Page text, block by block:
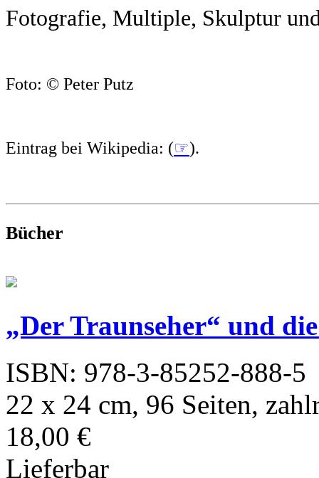
Fotografie, Multiple, Skulptur
Foto: © Peter Putz
Eintrag bei Wikipedia: (☞).
Bücher
„Der Traunseher“ und
ISBN: 978-3-85252-888-5
22 x 24 cm, 96 Seiten,
18,00 €
Lieferbar